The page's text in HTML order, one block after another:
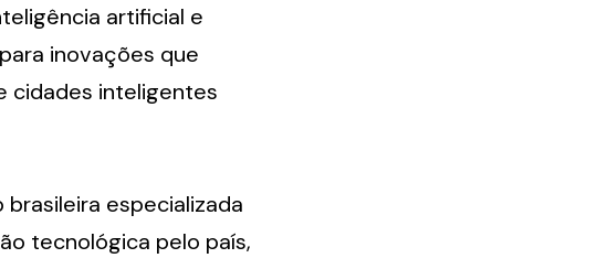
artificial e
inovações que
cidades inteligentes
especializada
tecnológica pelo país,